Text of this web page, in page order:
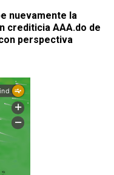
nuevamente la
crediticia AAA.do de
perspectiva